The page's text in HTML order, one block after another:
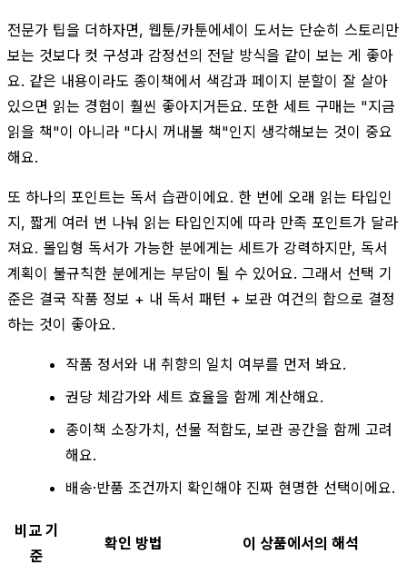
전문가 팁을 더하자면, 웹툰/카툰에세이 도서는 단순히 스토리만
보는 것보다 컷 구성과 감정선의 전달 방식을 같이 보는 게 좋아
요. 같은 내용이라도 종이책에서 색감과 페이지 분할이 잘 살아
있으면 읽는 경험이 훨씬 좋아지거든요. 또한 세트 구매는 "지금
읽을 책"이 아니라 "다시 꺼내볼 책"인지 생각해보는 것이 중요
해요.
또 하나의 포인트는 독서 습관이에요. 한 번에 오래 읽는 타입인
지, 짧게 여러 번 나눠 읽는 타입인지에 따라 만족 포인트가 달라
져요. 몰입형 독서가 가능한 분에게는 세트가 강력하지만, 독서
계획이 불규칙한 분에게는 부담이 될 수 있어요. 그래서 선택 기
준은 결국 작품 정보 + 내 독서 패턴 + 보관 여건의 합으로 결정
하는 것이 좋아요.
작품 정서와 내 취향의 일치 여부를 먼저 봐요.
권당 체감가와 세트 효율을 함께 계산해요.
종이책 소장가치, 선물 적합도, 보관 공간을 함께 고려
해요.
배송·반품 조건까지 확인해야 진짜 현명한 선택이에요.
비교 기
준
확인 방법 이 상품에서의 해석